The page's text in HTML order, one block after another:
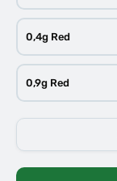
0,4g Red
0,9g Red